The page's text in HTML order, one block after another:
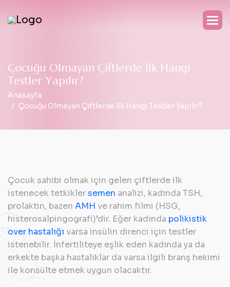
Çocuğu Olmayan Çiftlerde İlk Hangi
Testler Yapılır?
Anasayfa
Çocuğu Olmayan Çiftlerde İlk Hangi Testler Yapılır?
Çocuk sahibi olmak için gelen çiftlerde ilk
istenecek tetkiklersemen analizi, kadında TSH,
prolaktin, bazen AMH ve rahim filmi (HSG,
histerosalpingografi)’dir. Eğer kadında polikistik
over hastalığı varsa insülin direnci için testler
istenebilir. İnfertiliteye eşlik eden kadında ya da
erkekte başka hastalıklar da varsa ilgili branş hekimi
ile konsülte etmek uygun olacaktır.